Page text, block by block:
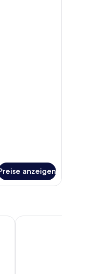
anzeigen
Conrad Guangzhou